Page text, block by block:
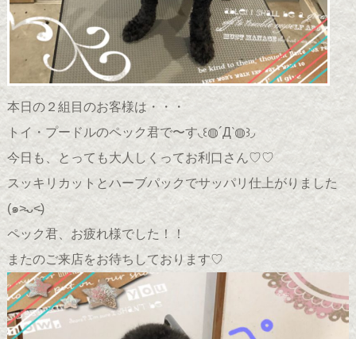
本日の２組目のお客様は・・・
トイ・プードルのペック君で〜す◟꒰◍´Д‵◍꒱◞
今日も、とっても大人しくってお利口さん♡♡
スッキリカットとハーブパックでサッパリ仕上がりました
(๑˃̵ᴗ˂̵)
ペック君、お疲れ様でした！！
またのご来店をお待ちしております♡